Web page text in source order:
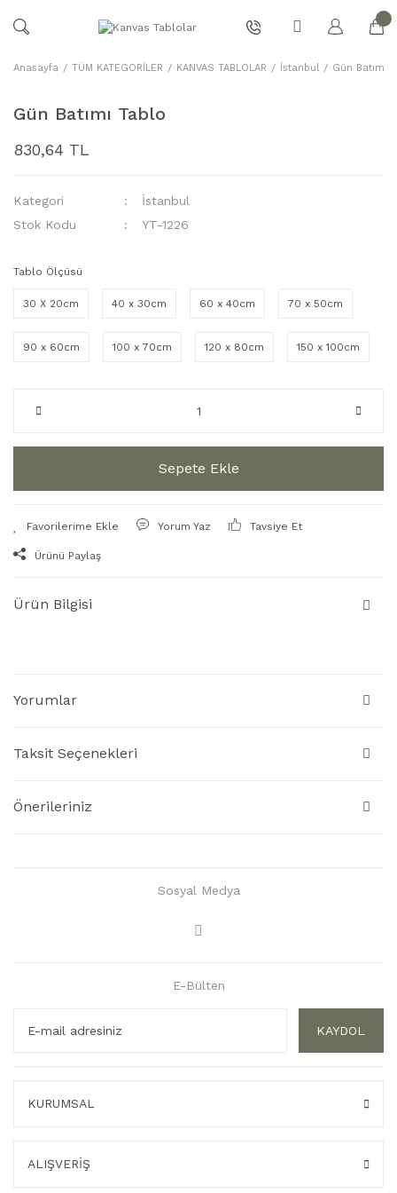
Anasayfa TÜM KATEGORİLER KANVAS TABLOLAR İstanbul Gün Batımı
Gün Batımı Tablo
830,64 TL
Kategori
İstanbul
Stok Kodu
YT-1226
Tablo Ölçüsü
30 X 20cm 40 x 30cm 60 x 40cm 70 x 50cm
90 x 60cm 100 x 70cm 120 x 80cm 150 x 100cm
Sepete Ekle
Yorum Yaz Tavsiye Et
Ürünü Paylaş
Ürün Bilgisi
Yorumlar
Taksit Seçenekleri
Önerileriniz
Sosyal Medya
E-Bülten
KAYDOL
KURUMSAL
ALIŞVERİŞ